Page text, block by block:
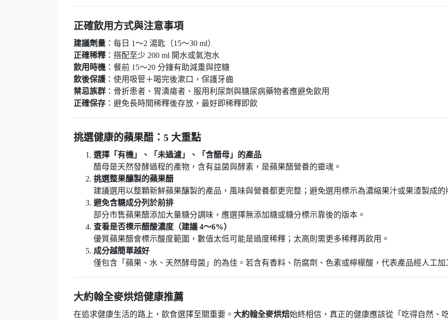
正確飲用方式與注意事項
建議劑量 ：每日 1～2 湯匙（15～30 ml）
正確稀釋 ：搭配至少 200 ml 開水或氣泡水
飲用時機 ：餐前 15～20 分鐘有助減重與控糖
飲後保護 ：使用吸管＋喝完後漱口，保護牙齒
禁忌族群 ：骨折患者、胃潰瘍者、服用利尿劑與糖尿病藥物者應避免飲用
正確保存 ：避免長時間稀釋後存放，最好即稀釋即飲
挑選健康的蘋果醋：5 大重點
選擇「有機」、「未過濾」、「含醋母」的產品
醋母是天然發酵過程的產物，含有益菌與酵素，是蘋果醋營養的靈魂。
挑選整果釀製的蘋果醋
建議選用以整顆新鮮蘋果釀製的產品，風味與營養都更完整；避免選用標示為濃縮果汁或果渣製成的
避免含糖成分列於前排
部分市售蘋果醋添加大量糖分調味，應選擇無添加糖或糖分標示靠後的版本。
查看是否標示醋酸濃度（建議 4～6%）
優質蘋果醋會標示酸度範圍，數值太低可能是過度稀釋；太高則需更多稀釋再飲用。
成分越簡單越好
僅包含「蘋果、水、天然酵母菌」的為佳。若含有香料、防腐劑、色素或檸檬酸，代表產品經人工
大約翰全麥烘焙健康推薦
在追求健康生活的路上，飲食選擇至關重要。 大約翰全麥烘焙始終相信，真正的健康應該從「吃得自然、